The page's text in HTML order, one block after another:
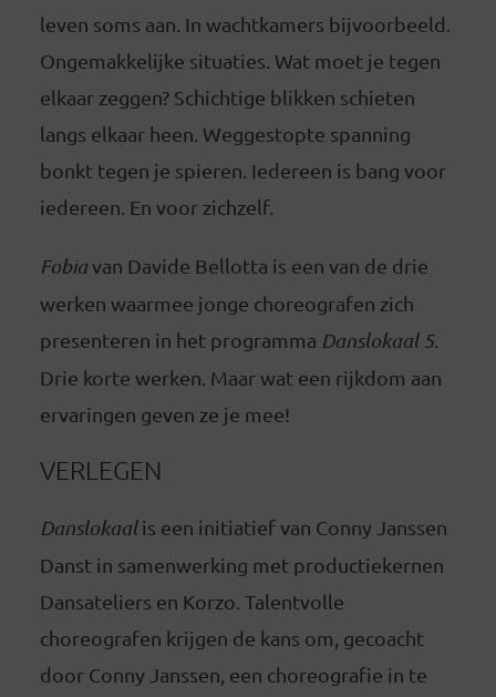
leven soms aan. In wachtkamers bijvoorbeeld.
Ongemakkelijke situaties. Wat moet je tegen
elkaar zeggen? Schichtige blikken schieten
langs elkaar heen. Weggestopte spanning
bonkt tegen je spieren. Iedereen is bang voor
iedereen. En voor zichzelf.
Fobiavan Davide Bellotta is een van de drie
werken waarmee jonge choreografen zich
presenteren in het programma Danslokaal 5.
Drie korte werken. Maar wat een rijkdom aan
ervaringen geven ze je mee!
VERLEGEN
Danslokaalis een initiatief van Conny Janssen
Danst in samenwerking met productiekernen
Dansateliers en Korzo. Talentvolle
choreografen krijgen de kans om, gecoacht
door Conny Janssen, een choreografie in te